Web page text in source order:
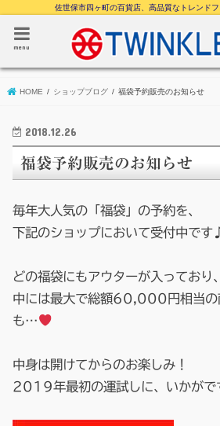
佐世保市四ヶ町の百貨店、高品質なトレンド
menu
HOME ショップブログ 福袋予約販売のお知らせ
2018.12.26
福袋予約販売のお知らせ
毎年大人気の「福袋」の予約を、
下記のショップにおいて受付中です
どの福袋にもアウターが入っており、
中には最大で総額60,000円相当の
も…
中身は開けてからのお楽しみ！
2019年最初の運試しに、いかが